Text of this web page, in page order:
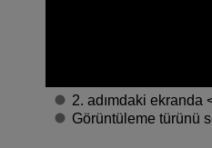
2. adımdaki ekranda
Görüntüleme türünü